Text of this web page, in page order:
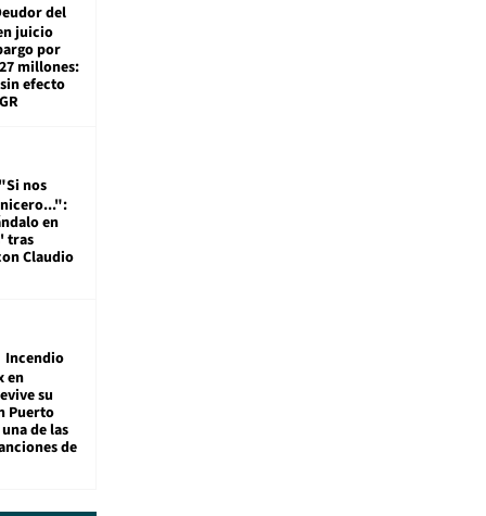
del
juicio
por
millones:
efecto
"Si nos
en
tras
Claudio
Incendio
en
su
Puerto
de las
de